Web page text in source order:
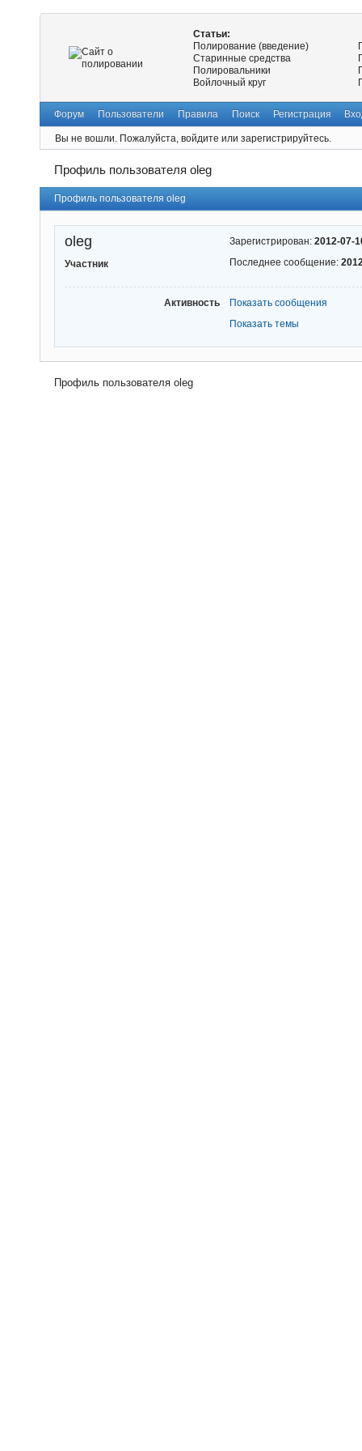
Статьи:
Полирование (введение)
Старинные средства
Полировальники
Войлочный круг
Форум Пользователи Правила Поиск Регистрация
Вы не вошли. Пожалуйста, войдите или зарегистрируйтесь.
Профиль пользователя oleg
Профиль пользователя oleg
oleg
Участник
Зарегистрирован: 2012-07-
Последнее сообщение:
Активность
Показать сообщения
Показать темы
Профиль пользователя oleg